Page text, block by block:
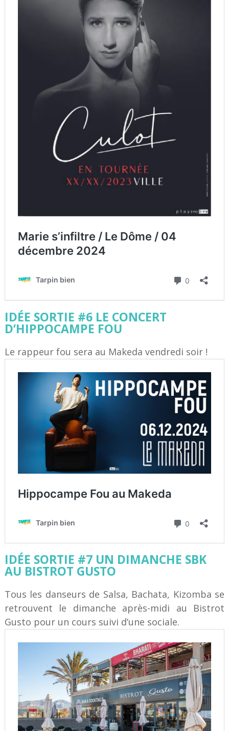
IDÉE SORTIE #6 LE CONCERT
D’HIPPOCAMPE FOU
Le rappeur fou sera au Makeda vendredi soir !
IDÉE SORTIE #7 UN DIMANCHE SBK
AU BISTROT GUSTO
Tous les danseurs de Salsa, Bachata, Kizomba se
retrouvent le dimanche après-midi au Bistrot
Gusto pour un cours suivi d’une sociale.